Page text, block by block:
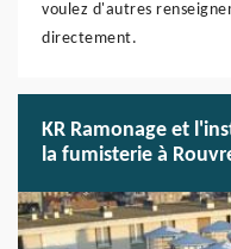
voulez d'autres
directement.
KR Ramonage et
la fumisterie à